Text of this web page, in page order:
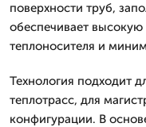
поверхности труб,
обеспечивает
теплоносителя и
Технология подходит
теплотрасс, для
конфигурации. В